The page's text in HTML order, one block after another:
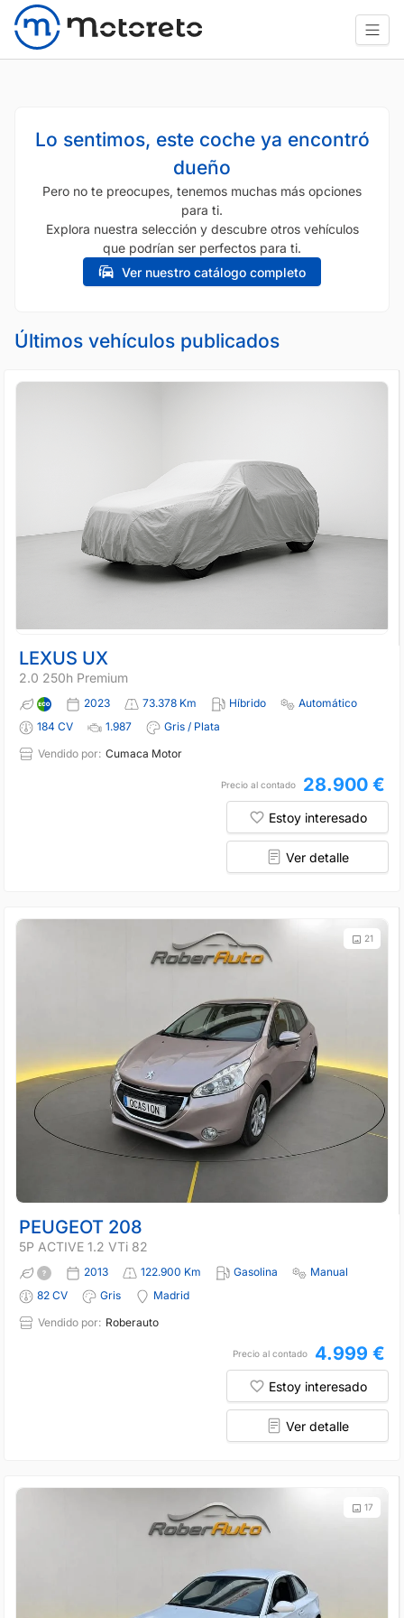
Lo sentimos, este coche ya encontró
dueño
Pero no te preocupes, tenemos muchas más opciones
para ti.
Explora nuestra selección y descubre otros vehículos
que podrían ser perfectos para ti.
Ver nuestro catálogo completo
Últimos vehículos publicados
LEXUS UX
2.0 250h Premium
2023 73.378 Km Híbrido
Automático
184 CV
1.987
Gris / Plata
Vendido por: Cumaca Motor
Precio al contado 28.900 €
Estoy interesado
Ver detalle
21
PEUGEOT 208
5P ACTIVE 1.2 VTi 82
2013 122.900 Km Gasolina
Manual
82 CV
Gris
Madrid
Vendido por: Roberauto
Precio al contado 4.999 €
Estoy interesado
Ver detalle
17